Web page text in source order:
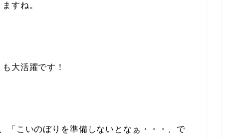
すね。
大活躍です！
「こいのぼりを準備しないとなぁ・・・、で